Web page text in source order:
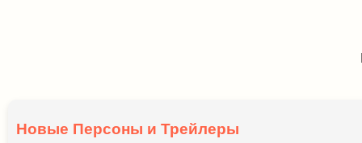
Новые Персоны и Трейлеры